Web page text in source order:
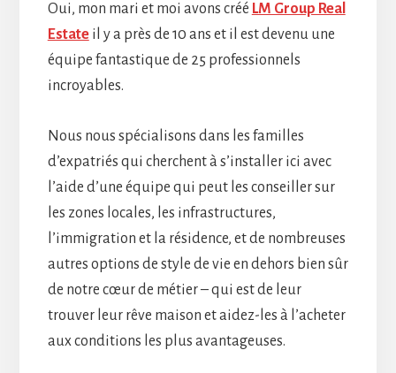
Oui, mon mari et moi avons créé LM Group Real
Estateil y a près de 10 ans et il est devenu une
équipe fantastique de 25 professionnels
incroyables.
Nous nous spécialisons dans les familles
d’expatriés qui cherchent à s’installer ici avec
l’aide d’une équipe qui peut les conseiller sur
les zones locales, les infrastructures,
l’immigration et la résidence, et de nombreuses
autres options de style de vie en dehors bien sûr
de notre cœur de métier – qui est de leur
trouver leur rêve maison et aidez-les à l’acheter
aux conditions les plus avantageuses.